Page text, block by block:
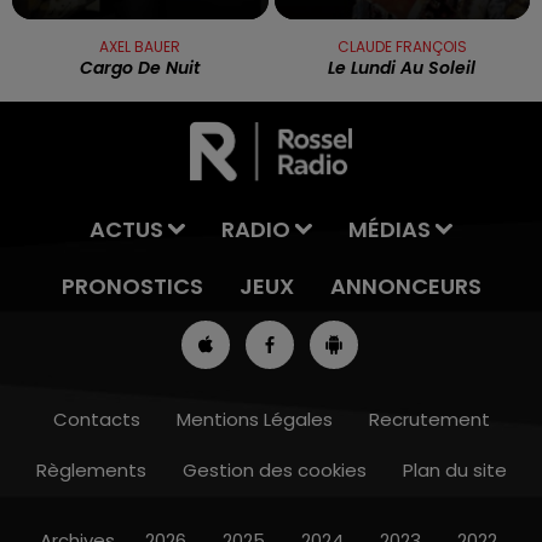
8h00 - 10h00
AXEL BAUER
Cargo De Nuit
CLAUDE FRANÇOIS
Le Lundi Au Soleil
ACTUS RADIO
MÉDIAS
PRONOSTICS
JEUX ANNONCEURS
Contacts Mentions Légales
Recrutement
Règlements
Gestion des cookies Plan du site